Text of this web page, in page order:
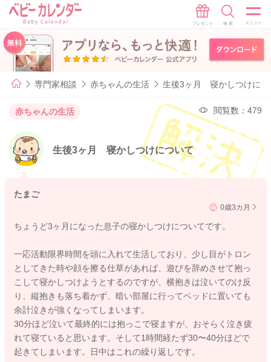
専門家相談 赤ちゃんの生活 生後3ヶ月 寝かしつけにつ
赤ちゃんの生活 閲覧数：479
生後3ヶ月 寝かしつけについて
たまご
0歳3カ月
ちょうど3ヶ月になった息子の寝かしつけについてです。
一応活動限界時間を頭に入れて生活しており、少し目がトロン
としてきた時や顔を擦る仕草があれば、遊びを辞めさせて抱っ
こして寝かしつけようとするのですが、横抱きは泣いてのけ反
り、縦抱きも落ち着かず、暗い部屋に行ってベッドに置いても
余計泣きが強くなってしまいます。
30分ほど泣いて最終的には抱っこで寝ますが、おそらく泣き疲
れて寝ていると思います。そして1時間経たず30〜40分ほどで
起きてしまいます。日中はこれの繰り返しです。